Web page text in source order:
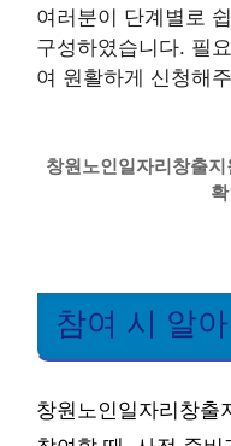
여러분이 단계별로
구성하였습니다. 필
여 원활하게 신청해
창원노인일자리창출
참여 시 알
창원노인일자리창출